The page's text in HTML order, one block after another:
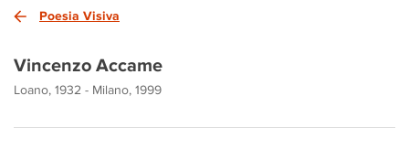
Poesia Visiva
Vincenzo Accame
Loano, 1932 - Milano, 1999